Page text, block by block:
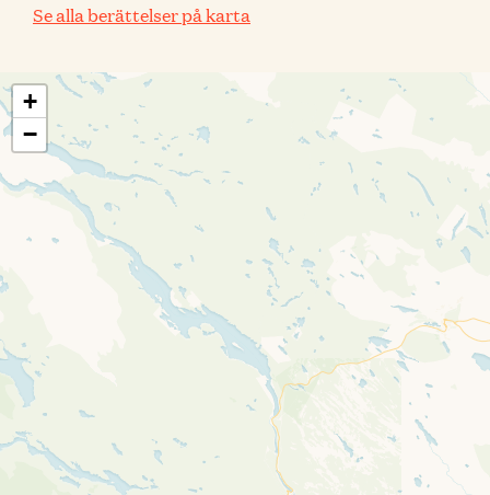
Se alla berättelser på karta
+
−